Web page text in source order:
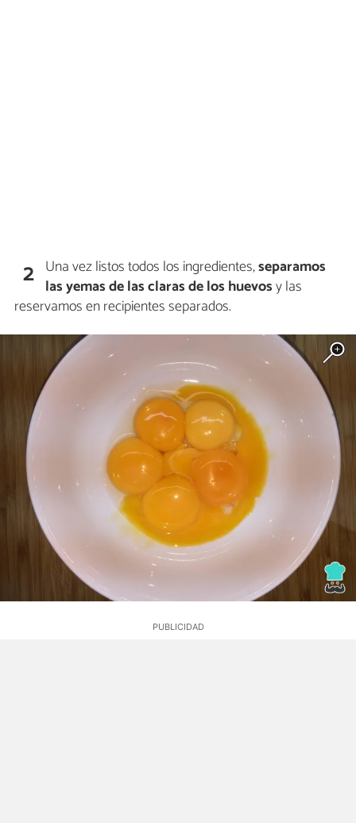
2 Una vez listos todos los ingredientes,separamos
las yemas de las claras de los huevosy las
reservamos en recipientes separados.